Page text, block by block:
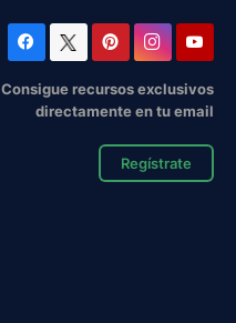
Consigue recursos exclusivos
directamente en tu email
Regístrate